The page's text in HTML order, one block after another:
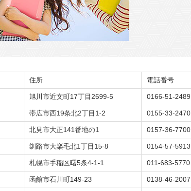
住所 電話番号
旭川市近文町17丁目2699-5 0166-51-2489
帯広市西19条北2丁目1-2 0155-33-2470
北見市大正141番地の1 0157-36-7700
釧路市大楽毛北1丁目15-8 0154-57-5913
札幌市手稲区曙5条4-1-1 011-683-5770
函館市石川町149-23 0138-46-2007